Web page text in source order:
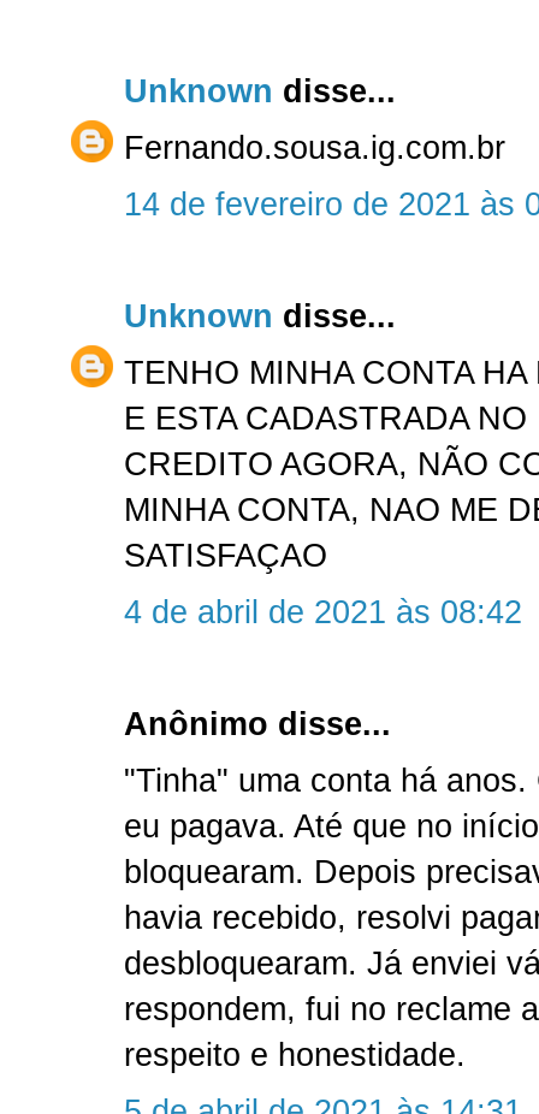
Unknown disse...
Fernando.sousa.ig.com.br
14 de fevereiro de 2021 às
Unknown disse...
TENHO MINHA CONTA
E ESTA CADASTRADA
CREDITO AGORA, NÃO
MINHA CONTA, NAO ME
SATISFAÇAO
4 de abril de 2021 às 08:42
Anônimo disse...
"Tinha" uma conta há
eu pagava. Até que no
bloquearam. Depois
havia recebido, resolvi
desbloquearam. Já enviei
respondem, fui no reclame
respeito e honestidade.